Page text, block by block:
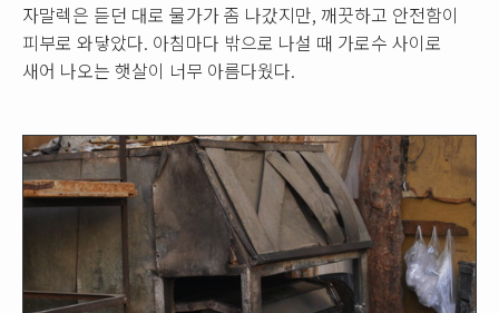
자말렉은 듣던 대로 물가가 좀 나갔지만, 깨끗하고 안전함이
피부로 와닿았다. 아침마다 밖으로 나설 때 가로수 사이로
새어 나오는 햇살이 너무 아름다웠다.